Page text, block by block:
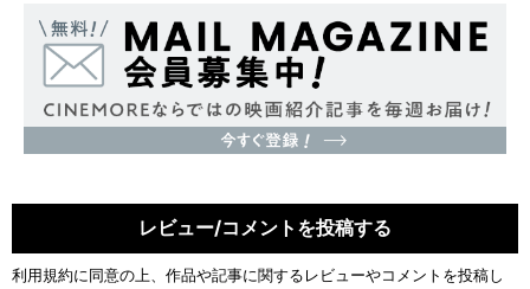
レビュー/コメントを投稿する
利用規約に同意の上、作品や記事に関するレビューやコメントを投稿し